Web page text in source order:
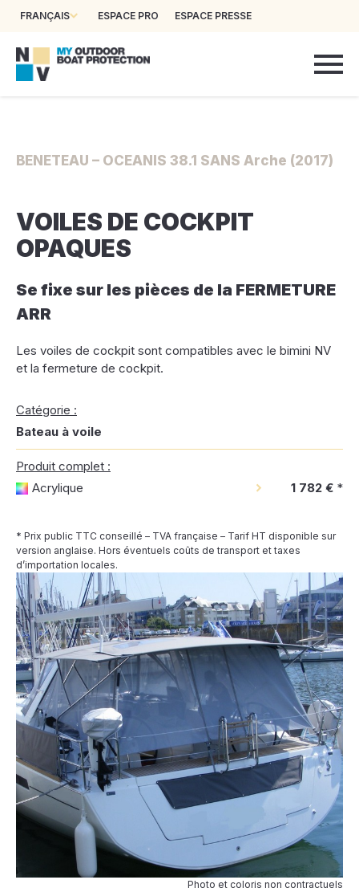
FRANÇAIS ESPACE PRO ESPACE PRESSE
BENETEAU – OCEANIS 38.1 SANS Arche (2017)
VOILES DE COCKPIT
OPAQUES
Se fixe sur les pièces de la FERMETURE
ARR
Les voiles de cockpit sont compatibles avec le bimini NV
et la fermeture de cockpit.
Catégorie :
Bateau à voile
Produit complet :
Acrylique
1 782 € *
* Prix public TTC conseillé – TVA française – Tarif HT disponible sur
version anglaise. Hors éventuels coûts de transport et taxes
d’importation locales.
Photo et coloris non contractuels